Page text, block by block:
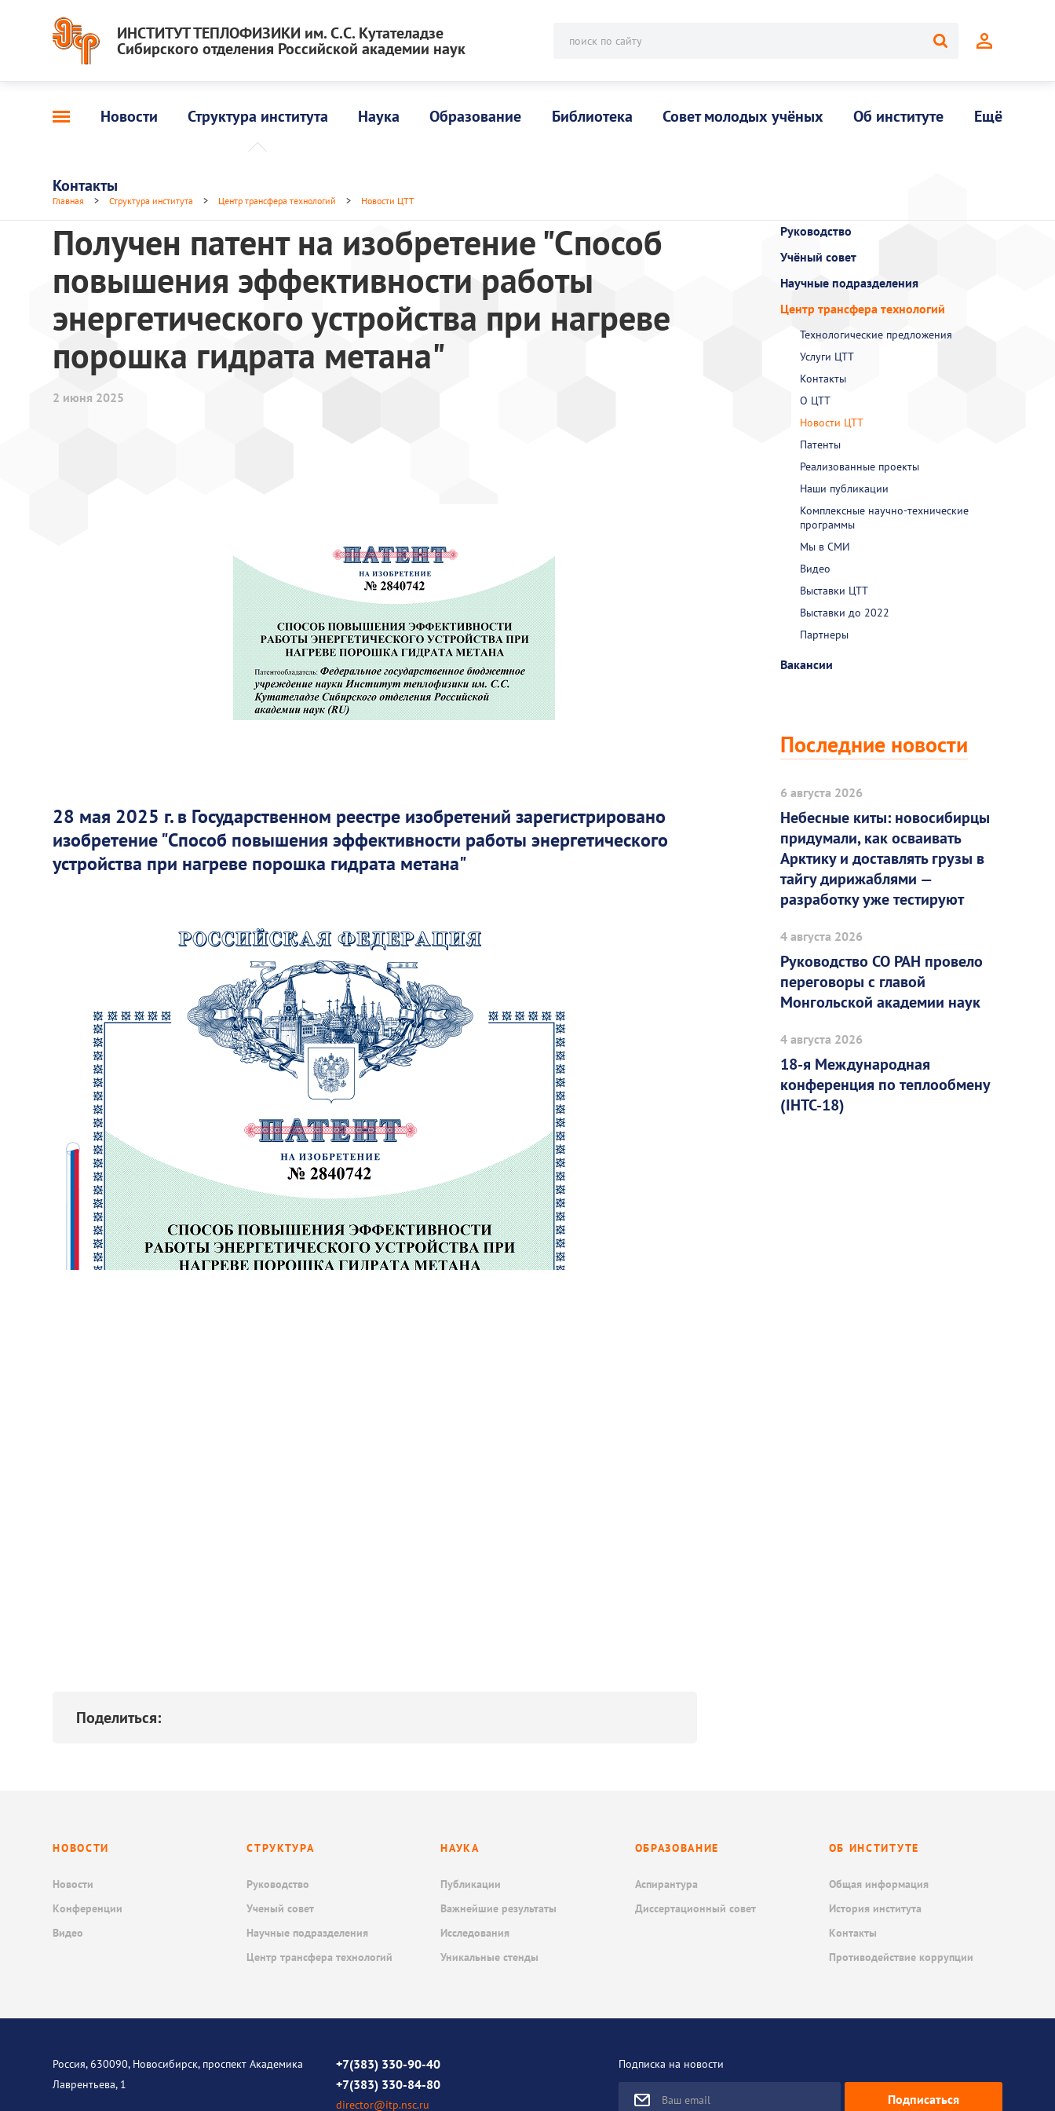
ИНСТИТУТ ТЕПЛОФИЗИКИ им. С.С. Кутателадзе
Сибирского отделения Российской академии наук поиск по сайту
Новости Структура института Наука Образование Библиотека Совет молодых учёных Об институте Ещё
Контакты
Главная > Структура института > Центр трансфера технологий > Новости ЦТТ
Получен патент на изобретение "Способ
повышения эффективности работы
энергетического устройства при нагреве
порошка гидрата метана"
2 июня 2025
28 мая 2025 г. в Государственном реестре изобретений зарегистрировано
изобретение "Способ повышения эффективности работы энергетического
устройства при нагреве порошка гидрата метана"
Поделиться:
Руководство
Учёный совет
Научные подразделения
Центр трансфера технологий
Технологические предложения
Услуги ЦТТ
Контакты
О ЦТТ
Новости ЦТТ
Патенты
Реализованные проекты
Наши публикации
Комплексные научно-технические
программы
Мы в СМИ
Видео
Выставки ЦТТ
Выставки до 2022
Партнеры
Вакансии
Последние новости
6 августа 2026
Небесные киты: новосибирцы
придумали, как осваивать
Арктику и доставлять грузы в
тайгу дирижаблями —
разработку уже тестируют
4 августа 2026
Руководство СО РАН провело
переговоры с главой
Монгольской академии наук
4 августа 2026
18-я Международная
конференция по теплообмену
(IHTC-18)
НОВОСТИ
Новости
Конференции
Видео
СТРУКТУРА
Руководство
Ученый совет
Научные подразделения
Центр трансфера технологий
НАУКА
Публикации
Важнейшие результаты
Исследования
Уникальные стенды
ОБРАЗОВАНИЕ
Аспирантура
Диссертационный совет
ОБ ИНСТИТУТЕ
Общая информация
История института
Контакты
Противодействие коррупции
Россия, 630090, Новосибирск, проспект Академика
Лаврентьева, 1
+7(383) 330-90-40
+7(383) 330-84-80
director@itp.nsc.ru
Подписка на новости
Ваш email Подписаться